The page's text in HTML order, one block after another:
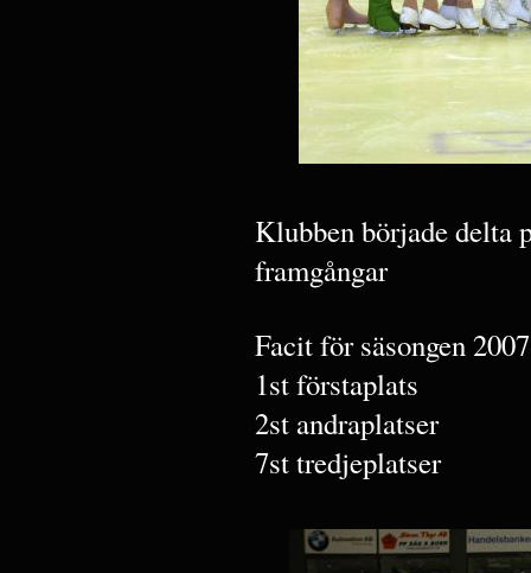
Klubben började delta
framgångar
Facit för säsongen
1st förstaplats
2st andraplatser
7st tredjeplatser